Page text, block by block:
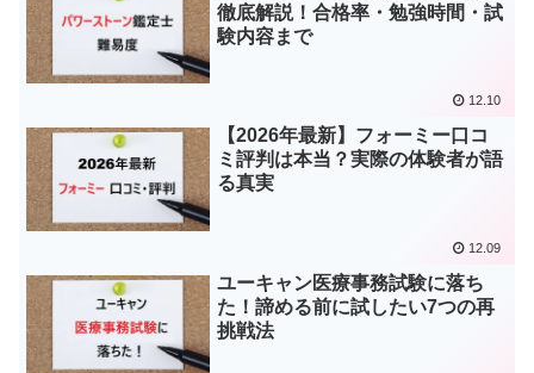
徹底解説！合格率・勉強時間・試
験内容まで
12.10
【2026年最新】フォーミー口コ
ミ評判は本当？実際の体験者が語
る真実
12.09
ユーキャン医療事務試験に落ち
た！諦める前に試したい7つの再
挑戦法